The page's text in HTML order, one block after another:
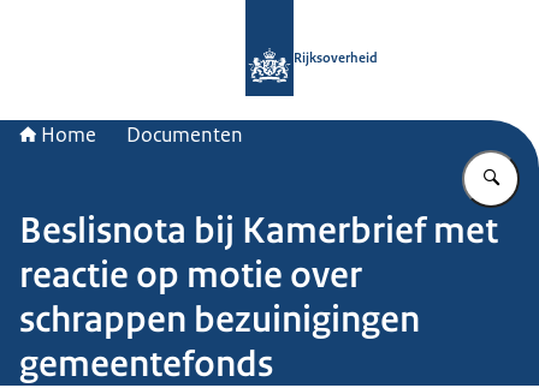
Rijksoverheid
Home Documenten
Beslisnota bij Kamerbrief met
reactie op motie over
schrappen bezuinigingen
gemeentefonds